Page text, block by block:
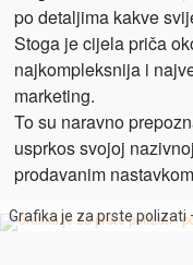
po detaljima kakve
Stoga je cijela priča
najkompleksnija i
marketing.
To su naravno
usprkos svojoj
prodavanim
Grafika je za prste polizati